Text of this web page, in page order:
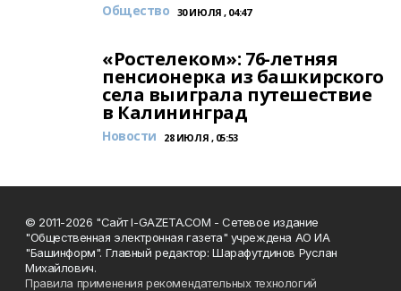
Общество 30 ИЮЛЯ , 04:47
«Ростелеком»: 76-летняя
пенсионерка из башкирского
села выиграла путешествие
в Калининград
Новости 28 ИЮЛЯ , 05:53
© 2011-2026 "Сайт I-GAZETA.COM - Сетевое издание
"Общественная электронная газета" учреждена АО ИА
"Башинформ". Главный редактор: Шарафутдинов Руслан
Михайлович.
Правила применения рекомендательных технологий